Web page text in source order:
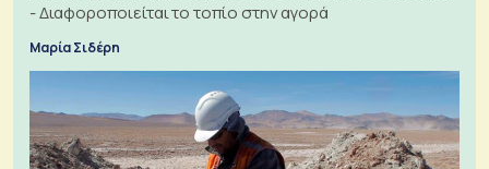
- Διαφοροποιείται το τοπίο στην αγορά
Μαρία Σιδέρη